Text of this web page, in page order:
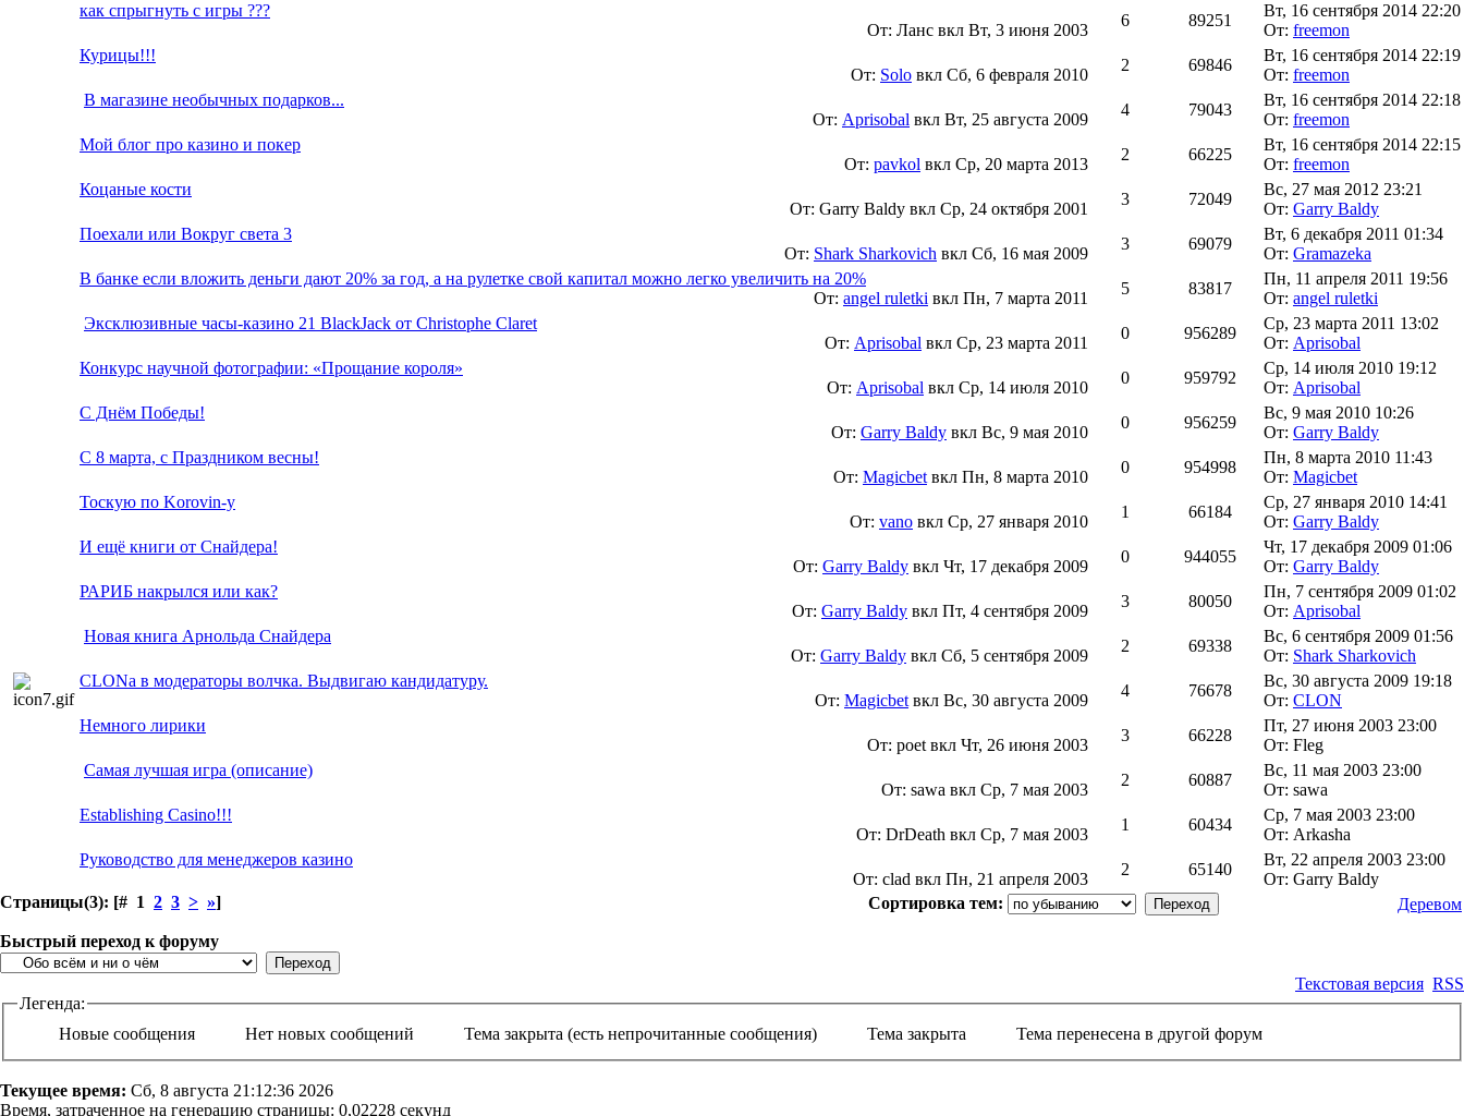
как спрыгнуть с игры ???
От: Ланс вкл Вт, 3 июня 2003
6 89251
Вт, 16 сентября 2014 22:20
От: freemon
Курицы!!!
От: Solo вкл Сб, 6 февраля 2010
2 69846
Вт, 16 сентября 2014 22:19
От: freemon
В магазине необычных подарков...
От: Aprisobal вкл Вт, 25 августа 2009
4 79043
Вт, 16 сентября 2014 22:18
От: freemon
Мой блог про казино и покер
От: pavkol вкл Ср, 20 марта 2013
2 66225
Вт, 16 сентября 2014 22:15
От: freemon
Коцаные кости
От: Garry Baldy вкл Ср, 24 октября 2001
3 72049
Вс, 27 мая 2012 23:21
От: Garry Baldy
Поехали или Вокруг света 3
От: Shark Sharkovich вкл Сб, 16 мая 2009
3 69079
Вт, 6 декабря 2011 01:34
От: Gramazeka
В банке если вложить деньги дают 20% за год, а на рулетке свой капитал можно легко увеличить на 20%
От: angel ruletki вкл Пн, 7 марта 2011
5 83817
Пн, 11 апреля 2011 19:56
От: angel ruletki
Эксклюзивные часы-казино 21 BlackJack от Christophe Claret
От: Aprisobal вкл Ср, 23 марта 2011
0 956289
Ср, 23 марта 2011 13:02
От: Aprisobal
Конкурс научной фотографии: «Прощание короля»
От: Aprisobal вкл Ср, 14 июля 2010
0 959792
Ср, 14 июля 2010 19:12
От: Aprisobal
С Днём Победы!
От: Garry Baldy вкл Вс, 9 мая 2010
0 956259
Вс, 9 мая 2010 10:26
От: Garry Baldy
С 8 марта, с Праздником весны!
От: Magicbet вкл Пн, 8 марта 2010
0 954998
Пн, 8 марта 2010 11:43
От: Magicbet
Тоскую по Korovin-у
От: vano вкл Ср, 27 января 2010
1 66184
Ср, 27 января 2010 14:41
От: Garry Baldy
И ещё книги от Снайдера!
От: Garry Baldy вкл Чт, 17 декабря 2009
0 944055
Чт, 17 декабря 2009 01:06
От: Garry Baldy
РАРИБ накрылся или как?
От: Garry Baldy вкл Пт, 4 сентября 2009
3 80050
Пн, 7 сентября 2009 01:02
От: Aprisobal
Новая книга Арнольда Снайдера
От: Garry Baldy вкл Сб, 5 сентября 2009
2 69338
Вс, 6 сентября 2009 01:56
От: Shark Sharkovich
CLONа в модераторы волчка. Выдвигаю кандидатуру.
От: Magicbet вкл Вс, 30 августа 2009
4 76678
Вс, 30 августа 2009 19:18
От: CLON
Немного лирики
От: poet вкл Чт, 26 июня 2003
3 66228
Пт, 27 июня 2003 23:00
От: Fleg
Самая лучшая игра (описание)
От: sawa вкл Ср, 7 мая 2003
2 60887
Вс, 11 мая 2003 23:00
От: sawa
Establishing Сasino!!!
От: DrDeath вкл Ср, 7 мая 2003
1 60434
Ср, 7 мая 2003 23:00
От: Arkasha
Руководство для менеджеров казино
От: clad вкл Пн, 21 апреля 2003
2 65140
Вт, 22 апреля 2003 23:00
От: Garry Baldy
Страницы(3): [# 1 2 3 > »] Сортировка тем:
Деревом
Быстрый переход к форуму
Текстовая версия RSS
Легенда:
Новые сообщения
Нет новых сообщений Тема закрыта (есть непрочитанные сообщения) Тема закрыта Тема перенесена в другой форум
Текущее время: Сб, 8 августа 21:12:36 2026
Время, затраченное на генерацию страницы: 0,02228 секунд